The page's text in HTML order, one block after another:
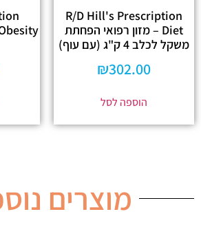
R/D Hill's Prescription
Diet – מזון רפואי הפחתת
משקל לכלב 4 ק"ג (עם עוף)
₪302.00
הוספה לסל
מוצרים